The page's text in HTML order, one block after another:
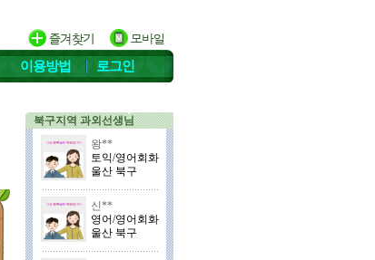
이용방법 로그인
북구지역 과외선생님
왕**
토익/영어회화
울산 북구
신**
영어/영어회화
울산 북구